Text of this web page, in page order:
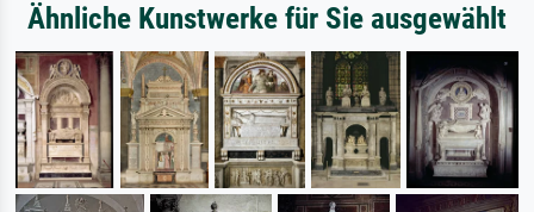
Ähnliche Kunstwerke für Sie ausgewählt